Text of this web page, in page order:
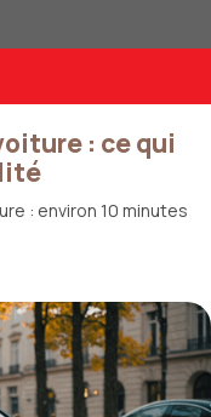
: ce qui
: environ 10 minutes